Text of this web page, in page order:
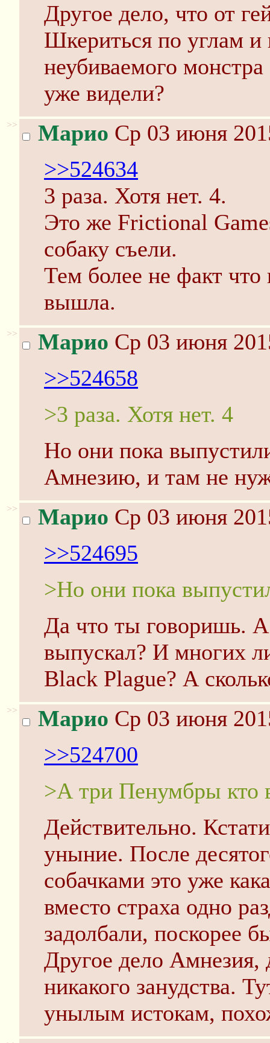
Другое дело, что от
Шкериться по углам
неубиваемого
уже видели?
>> Марио Ср 03 июня
>>524634
3 раза. Хотя нет. 4.
Это же Frictional
собаку съели.
Тем более не факт
вышла.
>> Марио Ср 03 июня
>>524658
>3 раза. Хотя нет. 4
Но они пока
Амнезию, и там не
>> Марио Ср 03 июня
>>524695
>Но они пока
Да что ты говоришь.
выпускал? И многих
Black Plague? А
>> Марио Ср 03 июня
>>524700
>А три Пенумбры кто
Действительно.
уныние. После
собачками это уже
вместо страха одно
задолбали, поскорее
Другое дело Амнезия,
никакого занудства.
унылым истокам,